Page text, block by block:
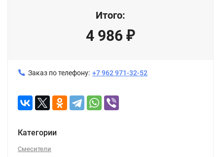
Итого:
4 986 ₽
Заказ по телефону: +7 962 971-32-52
Категории
Смесители